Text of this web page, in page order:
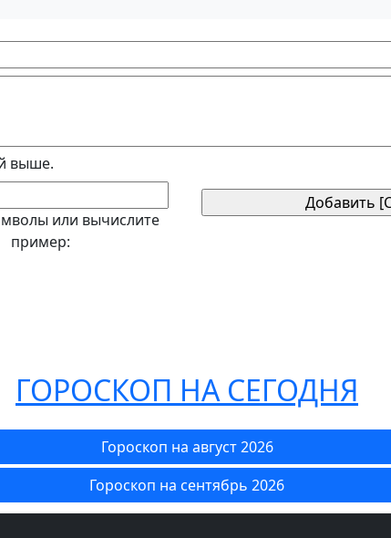
выше.
или вычислите
пример:
ГОРОСКОП НА СЕГОДНЯ
Гороскоп на август 2026
Гороскоп на сентябрь 2026